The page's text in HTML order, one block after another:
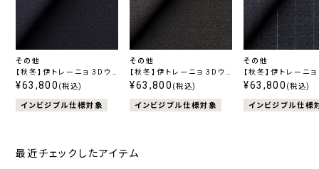
その他
【秋冬】伊トレーニョ 3Dウ
ールハイパーストレッチ ネ
¥63,800 (税込)
インビジブル仕様対象
その他
【秋冬】伊トレーニョ 3Dウ
ールハイパーストレッチ グ
¥63,800 (税込)
インビジブル仕様対象
その他
【秋冬】伊トレーニ
ールハイパーストレ
¥63,800 (税込)
インビジブル仕様
最近チェックしたアイテム